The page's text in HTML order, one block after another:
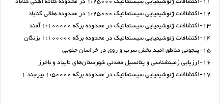
12-اکتشافات ژئوشیمیایی سیستماتیک 1:25000 در محدوده هلالی گناباد
13-اکتشافات ژئوشیمیایی سیستماتیک در محدوده برگه‌ 1:100000 آمند
14-اکتشافات ژئوشیمیایی سیستماتیک در محدوده برگه‌ 1:100000 بزنگان
15-پی­جوئی مناطق امید بخش سرب و روی در خراسان جنوبی
16-ارزیابی زمین­شناسی و پتانسیل­ معدنی شهرستان‌های تایباد و باخرز
17-اکتشافات ژئوشیمیایی سیستماتیک در محدوده برگه‌ 1:50000 بیرجند 1